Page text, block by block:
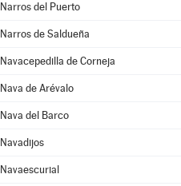
Narros del Puerto
Narros de Saldueña
Navacepedilla de Corneja
Nava de Arévalo
Nava del Barco
Navadijos
Navaescurial